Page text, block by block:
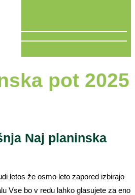
pot 2025
Naj planinska
letos že osmo leto zapored izbirajo
Vse bo v redu lahko glasujete za eno